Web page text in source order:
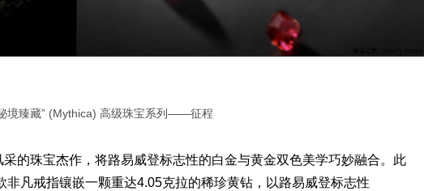
境臻藏” (Mythica) 高级珠宝系列——征程
的珠宝杰作，将路易威登标志性的白金与黄金双色美学巧妙融合。此
非凡戒指镶嵌一颗重达4.05克拉的稀珍黄钻，以路易威登标志性